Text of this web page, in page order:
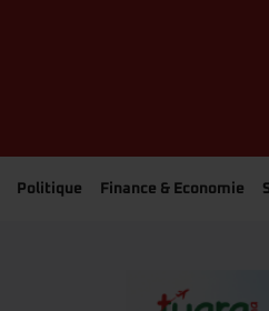
Politique Finance & Economie